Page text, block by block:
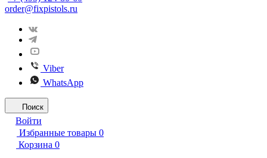
order@fixpistols.ru
Viber
WhatsApp
Поиск
Войти
Избранные товары 0
Корзина 0